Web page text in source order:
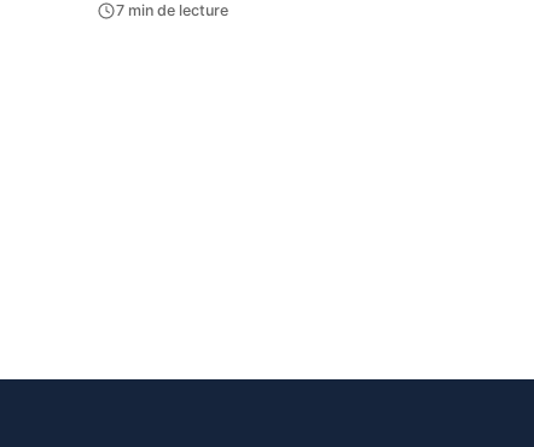
7 min de lecture